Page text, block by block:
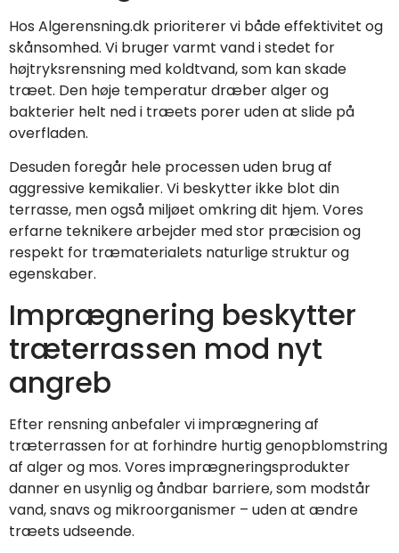
Hos Algerensning.dk prioriterer vi både effektivitet og
skånsomhed. Vi bruger varmt vand i stedet for
højtryksrensning med koldtvand, som kan skade
træet. Den høje temperatur dræber alger og
bakterier helt ned i træets porer uden at slide på
overfladen.
Desuden foregår hele processen uden brug af
aggressive kemikalier. Vi beskytter ikke blot din
terrasse, men også miljøet omkring dit hjem. Vores
erfarne teknikere arbejder med stor præcision og
respekt for træmaterialets naturlige struktur og
egenskaber.
Imprægnering beskytter
træterrassen mod nyt
angreb
Efter rensning anbefaler vi imprægnering af
træterrassen for at forhindre hurtig genopblomstring
af alger og mos. Vores imprægneringsprodukter
danner en usynlig og åndbar barriere, som modstår
vand, snavs og mikroorganismer – uden at ændre
træets udseende.